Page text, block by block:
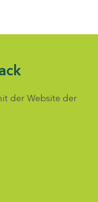
der Website der
auswählen